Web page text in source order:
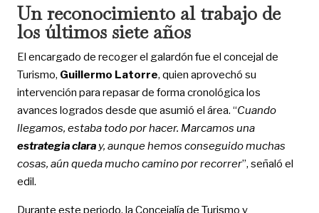
Un reconocimiento al trabajo de
los últimos siete años
El encargado de recoger el galardón fue el concejal de
Turismo, Guillermo Latorre, quien aprovechó su
intervención para repasar de forma cronológica los
avances logrados desde que asumió el área. “Cuando
llegamos, estaba todo por hacer. Marcamos una
estrategia claray, aunque hemos conseguido muchas
cosas, aún queda mucho camino por recorrer”, señaló el
edil.
Durante este periodo, la Concejalía de Turismo y